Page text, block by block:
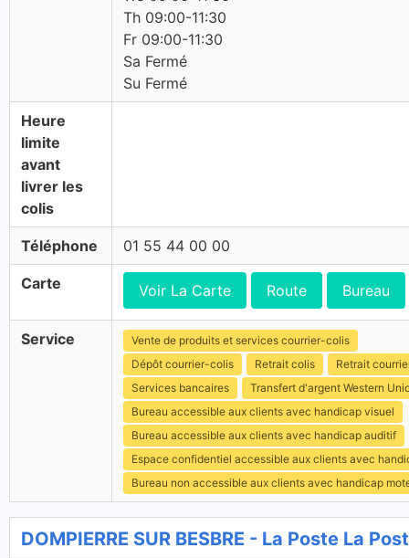
Th 09:00-11:30
Fr 09:00-11:30
Sa Fermé
Su Fermé
Heure
limite
avant
livrer les
colis
Téléphone 01 55 44 00 00
Carte Voir La Carte Route Bureau
Service
Vente de produits et services courrier-colis
Dépôt courrier-colis
Retrait colis
Retrait
Services bancaires
Transfert d'argent Western
Bureau accessible aux clients avec handicap visuel
Bureau accessible aux clients avec handicap auditif
Espace confidentiel accessible aux clients avec
Bureau non accessible aux clients avec handicap
DOMPIERRE SUR BESBRE - La Poste La